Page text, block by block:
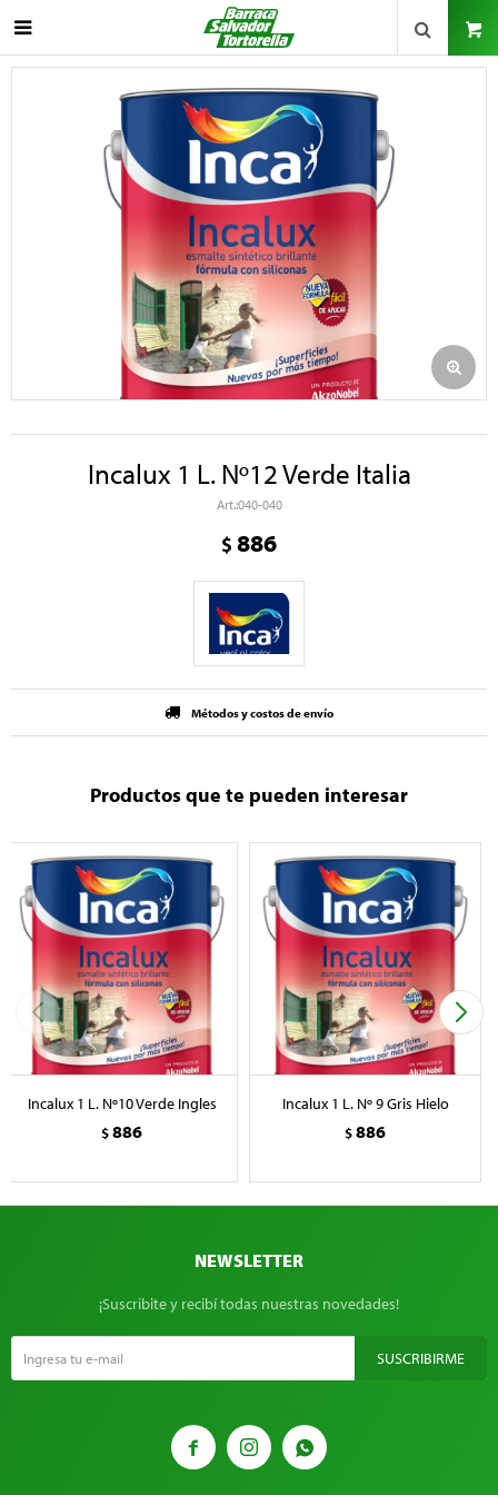

Incalux 1 L. Nº12 Verde Italia
040-040
$ 886
Métodos y costos de envío
Productos que te pueden interesar
Incalux 1 L. Nº10 Verde Ingles
$886
Incalux 1 L. Nº 9 Gris Hielo
$886
  
NEWSLETTER
¡Suscribite y recibí todas nuestras novedades!
SUSCRIBIRME